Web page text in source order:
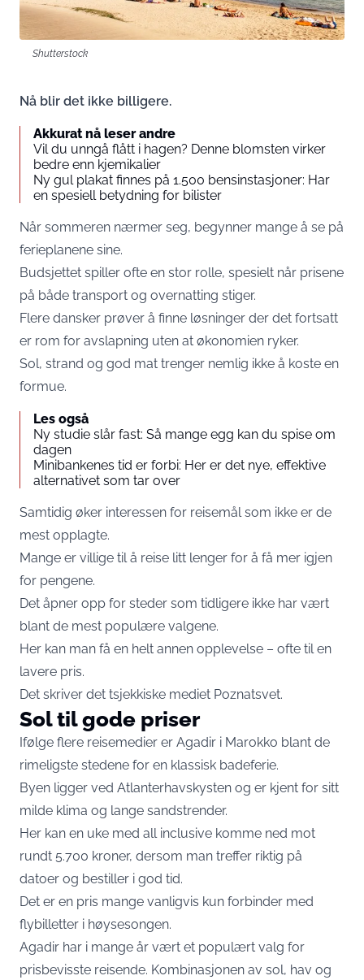
Shutterstock
Nå blir det ikke billigere.
Akkurat nå leser andre
Vil du unngå flått i hagen? Denne blomsten virker
bedre enn kjemikalier
Ny gul plakat finnes på 1.500 bensinstasjoner: Har
en spesiell betydning for bilister
Når sommeren nærmer seg, begynner mange å se på
ferieplanene sine.
Budsjettet spiller ofte en stor rolle, spesielt når prisene
på både transport og overnatting stiger.
Flere dansker prøver å finne løsninger der det fortsatt
er rom for avslapning uten at økonomien ryker.
Sol, strand og god mat trenger nemlig ikke å koste en
formue.
Les også
Ny studie slår fast: Så mange egg kan du spise om
dagen
Minibankenes tid er forbi: Her er det nye, effektive
alternativet som tar over
Samtidig øker interessen for reisemål som ikke er de
mest opplagte.
Mange er villige til å reise litt lenger for å få mer igjen
for pengene.
Det åpner opp for steder som tidligere ikke har vært
blant de mest populære valgene.
Her kan man få en helt annen opplevelse – ofte til en
lavere pris.
Det skriver det tsjekkiske mediet Poznatsvet.
Sol til gode priser
Ifølge flere reisemedier er Agadir i Marokko blant de
rimeligste stedene for en klassisk badeferie.
Byen ligger ved Atlanterhavskysten og er kjent for sitt
milde klima og lange sandstrender.
Her kan en uke med all inclusive komme ned mot
rundt 5.700 kroner, dersom man treffer riktig på
datoer og bestiller i god tid.
Det er en pris mange vanligvis kun forbinder med
flybilletter i høysesongen.
Agadir har i mange år vært et populært valg for
prisbevisste reisende. Kombinasjonen av sol, hav og